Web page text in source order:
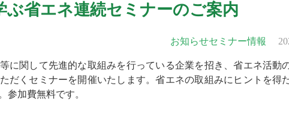
ぶ省エネ連続セミナーのご案内
お知らせセミナー情報
に関して先進的な取組みを行っている企業を招き、省エネ活動
だくセミナーを開催いたします。省エネの取組みにヒントを得
参加費無料です。